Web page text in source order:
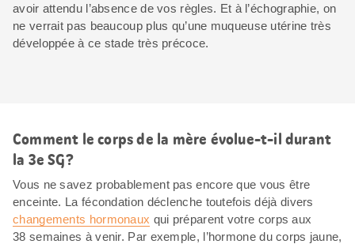
avoir attendu l’absence de vos règles. Et à l’échographie, on
ne verrait pas beaucoup plus qu’une muqueuse utérine très
développée à ce stade très précoce.
Comment le corps de la mère évolue-t-il durant
la 3e SG?
Vous ne savez probablement pas encore que vous être
enceinte. La fécondation déclenche toutefois déjà divers
changements hormonaux qui préparent votre corps aux
38 semaines à venir. Par exemple, l’hormone du corps jaune,